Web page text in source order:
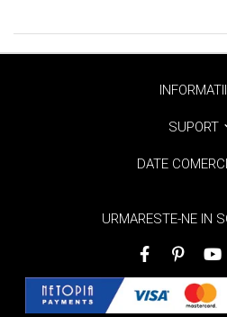
INFORMATII
SUPORT
DATE
URMARESTE-NE IN